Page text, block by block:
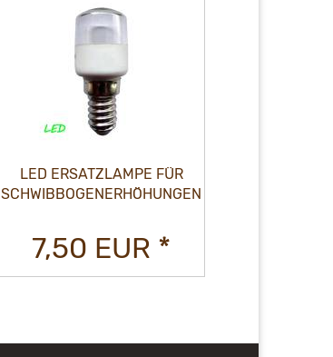
LED ERSATZLAMPE FÜR
SCHWIBBOGENERHÖHUNGEN
7,50 EUR *